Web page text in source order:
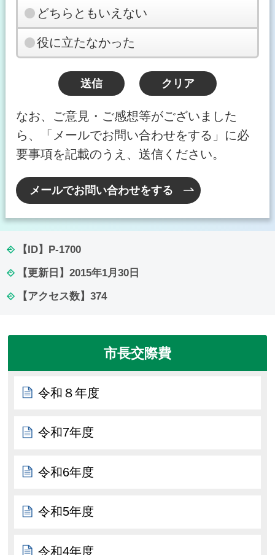
どちらともいえない
役に立たなかった
なお、ご意見・ご感想等がございました
ら、「メールでお問い合わせをする」に必
要事項を記載のうえ、送信ください。
メールでお問い合わせをする
【ID】 P-1700
【更新日】 2015年1月30日
【アクセス数】 374
市長交際費
令和８年度
令和7年度
令和6年度
令和5年度
令和4年度